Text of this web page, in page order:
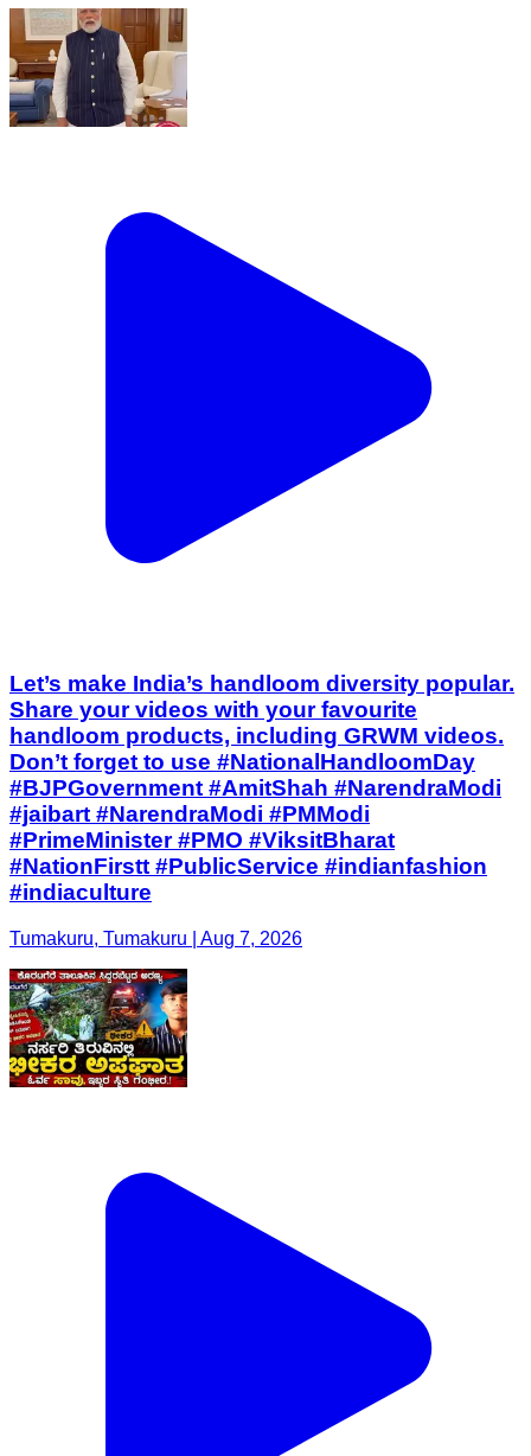
Let’s make India’s handloom diversity popular.
Share your videos with your favourite
handloom products, including GRWM videos.
Don’t forget to use #NationalHandloomDay
#BJPGovernment #AmitShah #NarendraModi
#jaibart #NarendraModi #PMModi
#PrimeMinister #PMO #ViksitBharat
#NationFirstt #PublicService #indianfashion
#indiaculture
Tumakuru, Tumakuru | Aug 7, 2026